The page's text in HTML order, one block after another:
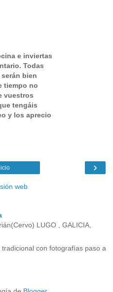
e inviertas
Todas
bien
tiempo no
vuestros
tengáis
y los aprecio
›
web
LUGO , GALICIA,
con fotografías paso a